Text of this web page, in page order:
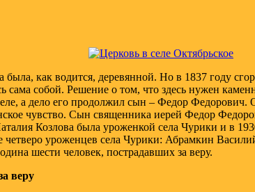
как водится, деревянной. Но в 1837 году
сама собой. Решение о том, что здесь нужен
а дело его продолжил сын – Федор
чувство. Сын священника иерей Федор
Козлова была уроженкой села Чурики и в
уроженцев села Чурики: Абрамкин
шести человек, пострадавших за веру.
веру